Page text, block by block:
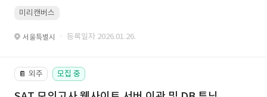
미리캔버스
서울특별시 · 등록일자 2026.01.26.
📔 외주 모집 중